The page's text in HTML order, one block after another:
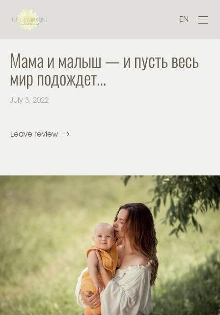
EN
Мама и малыш — и пусть весь
мир подождет…
July 3, 2022
Leave review